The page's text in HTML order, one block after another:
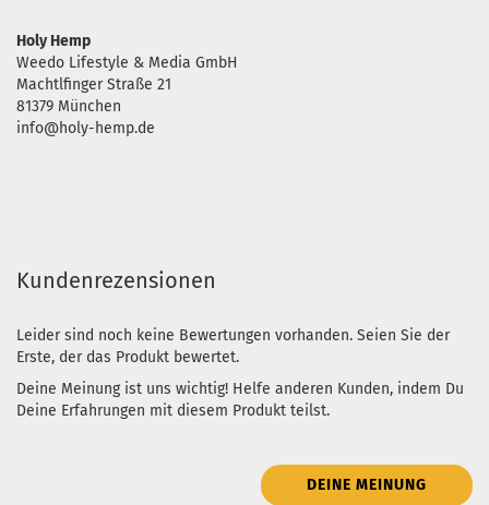
Holy Hemp
Weedo Lifestyle & Media GmbH
Machtlfinger Straße 21
81379 München
info@holy-hemp.de
Kundenrezensionen
Leider sind noch keine Bewertungen vorhanden. Seien Sie der
Erste, der das Produkt bewertet.
Deine Meinung ist uns wichtig! Helfe anderen Kunden, indem Du
Deine Erfahrungen mit diesem Produkt teilst.
DEINE MEINUNG